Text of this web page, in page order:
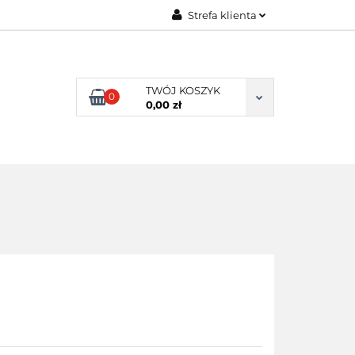
Strefa klienta
Zarejestruj się
Dodaj zgłoszenie
0
TWÓJ KOSZYK
0,00 zł
KLIENCI